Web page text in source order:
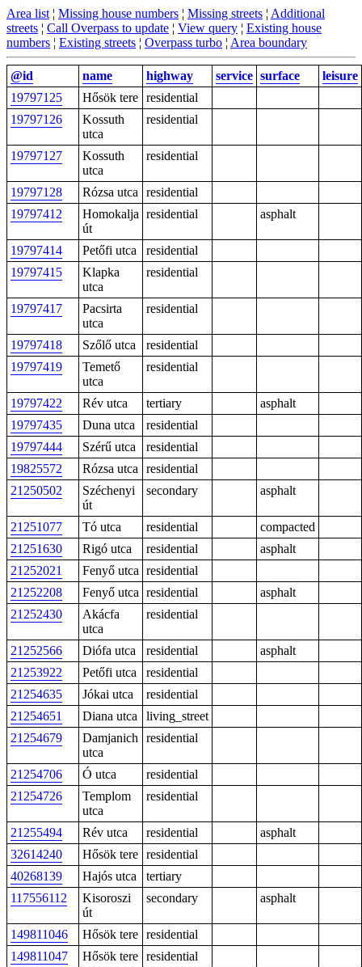
Area list ¦ Missing house numbers ¦ Missing streets ¦ Additional
streets ¦ Call Overpass to update ¦ View query ¦ Existing house
numbers ¦ Existing streets ¦ Overpass turbo ¦ Area boundary
@id name highway service surface
leisure
19797125
Hősök tere residential
19797126
Kossuth
utca
residential
19797127
Kossuth
utca
residential
19797128 Rózsa utca
residential
19797412
Homokalja
út
residential asphalt
19797414 Petőfi utca
residential
19797415
Klapka
utca
residential
19797417
Pacsirta
utca
residential
19797418 Szőlő utca
residential
19797419
Temető
utca
residential
19797422 Rév utca tertiary
asphalt
19797435
Duna utca
residential
19797444
Szérű utca
residential
19825572
Rózsa utca
residential
21250502
Széchenyi
út
secondary asphalt
21251077 Tó utca residential
compacted
21251630
Rigó utca residential
asphalt
21252021
Fenyő utca residential
21252208
Fenyő utca residential
asphalt
21252430
Akácfa
utca
residential
21252566 Diófa utca residential
asphalt
21253922
Petőfi utca
residential
21254635
Jókai utca
residential
21254651
Diana utca
living_street
21254679
Damjanich
utca
residential
21254706 Ó utca
residential
21254726
Templom
utca
residential
21255494 Rév utca residential
asphalt
32614240
Hősök tere residential
40268139
Hajós utca
tertiary
117556112
Kisoroszi
út
secondary asphalt
149811046 Hősök tere residential
149811047
Hősök tere residential